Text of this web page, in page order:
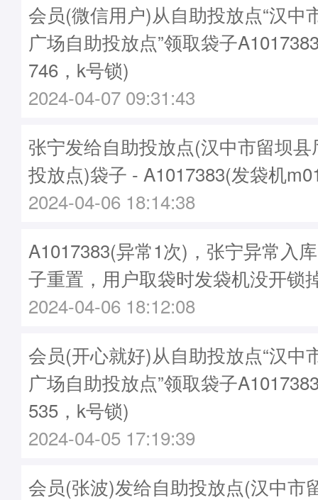
会员(微信用户)从自助投放点“汉中
广场自助投放点”领取袋子
746，k号锁)
2024-04-07 09:31:43
张宁发给自助投放点(汉中市留坝
投放点)袋子 - A1017383(发袋机
2024-04-06 18:14:38
A1017383(异常1次)，张宁异常入
子重置，用户取袋时发袋机没开锁
2024-04-06 18:12:08
会员(开心就好)从自助投放点“汉中
广场自助投放点”领取袋子
535，k号锁)
2024-04-05 17:19:39
会员(张波)发给自助投放点(汉中市